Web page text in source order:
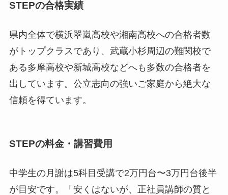
STEPの合格実績
県内全体で横浜翠嵐高校や湘南高校への合格者数
がトップクラスであり、武蔵小杉周辺の難関校で
ある多摩高校や新城高校などへも多数の合格者を
出しています。公立志向の強いご家庭から絶大な
信頼を得ています。
STEPの料金・講習費用
中学生の月謝は5科目受講で2万円台〜3万円台後半
が目安です。「安くはないが、正社員講師の質と